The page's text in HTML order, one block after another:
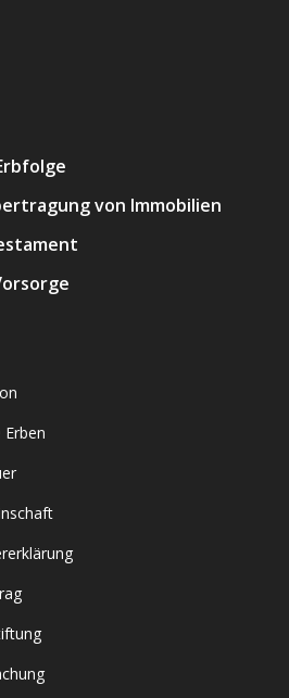
von Immobilien